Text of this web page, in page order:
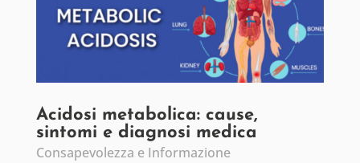
Acidosi metabolica: cause,
sintomi e diagnosi medica
Consapevolezza e Informazione